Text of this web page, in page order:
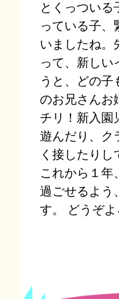
とくっついる
っている子、
いましたね。
って、新しい
うと、どの子
のお兄さんお
チリ！新入園
遊んだり、ク
く接したりし
これから１年
過ごせるよう
す。 どうぞよ